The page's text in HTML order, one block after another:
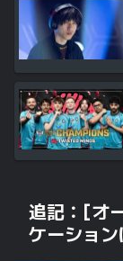
追記：[オ
ケーション